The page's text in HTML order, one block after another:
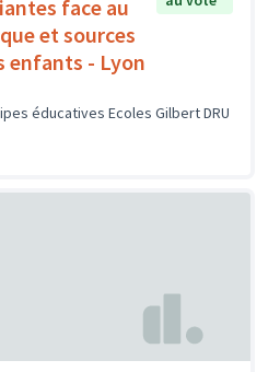
face au
et sources
enfants - Lyon
éducatives Ecoles Gilbert DRU